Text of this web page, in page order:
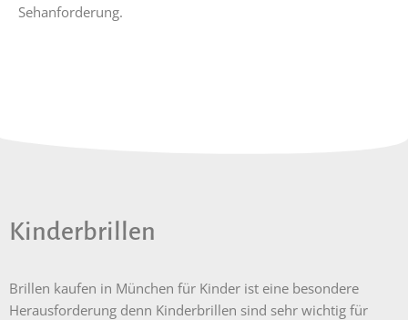
Sehanforderung.
Kinderbrillen
Brillen kaufen in München für Kinder ist eine besondere
Herausforderung denn Kinderbrillen sind sehr wichtig für